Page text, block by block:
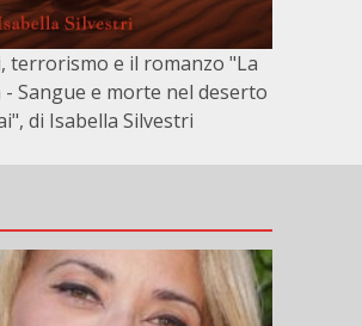
terrorismo e il romanzo "La
Sangue e morte nel deserto
di Isabella Silvestri